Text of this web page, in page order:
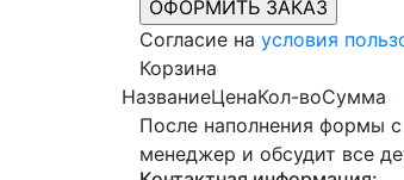
Согласие на условия
Корзина
НазваниеЦенаКол-воСумма
После наполнения формы
менеджер и обсудит все